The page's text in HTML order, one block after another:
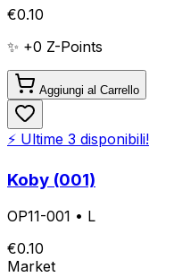
€0.10
✨ +0 Z-Points
Aggiungi al Carrello
⚡ Ultime 3 disponibili!
Koby (001)
OP11-001 • L
€0.10
Market